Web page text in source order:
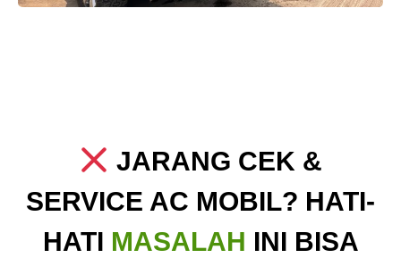
JARANG CEK &
SERVICE AC MOBIL? HATI-
HATI MASALAH INI BISA